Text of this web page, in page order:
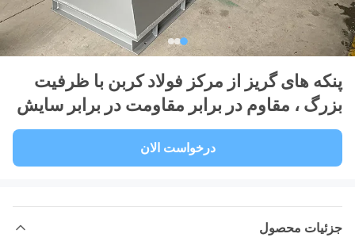
پنکه های گریز از مرکز فولاد کربن با ظرفیت
بزرگ ، مقاوم در برابر مقاومت در برابر سایش
درخواست الان
جزئیات محصول